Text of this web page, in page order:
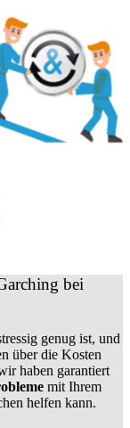
bei
genug ist, und
über die Kosten
haben garantiert
mit Ihrem
helfen kann.